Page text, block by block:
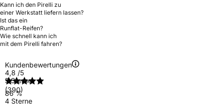
Kann ich den Pirelli zu
einer Werkstatt liefern lassen?
Ist das ein
Runflat-Reifen?
Wie schnell kann ich
mit dem Pirelli fahren?
Kundenbewertungen
4,8 /5
(390)
5 Sterne
86 %
4 Sterne